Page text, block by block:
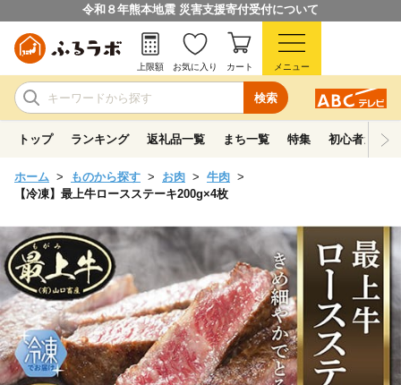
令和８年熊本地震 災害支援寄付受付について
検索
上限額 お気に入り カート メニュー
トップ ランキング 返礼品一覧 まち一覧 特集 初心者ガイド
ホーム ものから探す お肉
牛肉
【冷凍】最上牛ロースステーキ200g×4枚